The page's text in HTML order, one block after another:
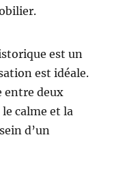
est un
est idéale.
entre deux
le calme et la
d’un